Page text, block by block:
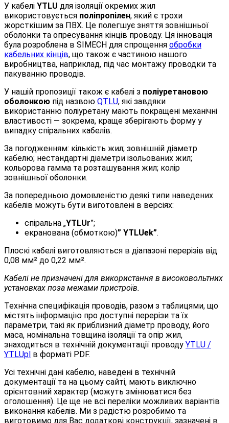
У кабелі YTLU для ізоляції окремих жил
використовується поліпропілен, який є трохи
жорсткішим за ПВХ. Це полегшує зняття зовнішньої
оболонки та опресування кінців проводу. Ця інновація
була розроблена в SIMECH для спрощення обробки
кабельних кінців, що також є частиною нашого
виробництва, наприклад, під час монтажу проводки та
пакуванню проводів.
У нашій пропозиції також є кабелі з поліуретановою
оболонкою під назвою QTLU, які завдяки
використанню поліуретану мають покращені механічні
властивості — зокрема, краще зберігають форму у
випадку спіральних кабелів.
За погодженням: кількість жил; зовнішній діаметр
кабелю; нестандартні діаметри ізольованих жил;
кольорова гамма та розташування жил; колір
зовнішньої оболонки.
За попередньою домовленістю деякі типи наведених
кабелів можуть бути виготовлені в версіях:
спіральна „YTLUr”;
екранована (обмоткою)” YTLUek”.
Плоскі кабелі виготовляються в діапазоні перерізів від
0,08 мм² до 0,22 мм².
Кабелі не призначені для використання в високовольтних
установках поза межами пристроїв.
Технічна специфікація проводів, разом з таблицями, що
містять інформацію про доступні перерізи та їх
параметри, такі як приблизний діаметр проводу, його
маса, номінальна товщина ізоляції та опір жил,
знаходиться в технічній документації проводу YTLU /
YTLUpl в форматі PDF.
Усі технічні дані кабелю, наведені в технічній
документації та на цьому сайті, мають виключно
орієнтовний характер (можуть змінюватися без
оголошення). Це ще не всі переліки можливих варіантів
виконання кабелів. Ми з радістю розробимо та
виготовимо для Вас додаткові конструкції, зазначені в